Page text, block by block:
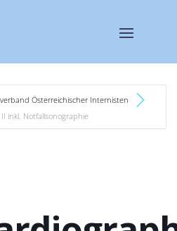
Österreichischer Internisten
inkl. Notfallsonographie